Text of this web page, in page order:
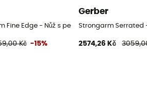
Fine Edge - Nůž s pevnou čepelí
Kč -15%
Gerber
Strongarm Serrated
2574,26 Kč